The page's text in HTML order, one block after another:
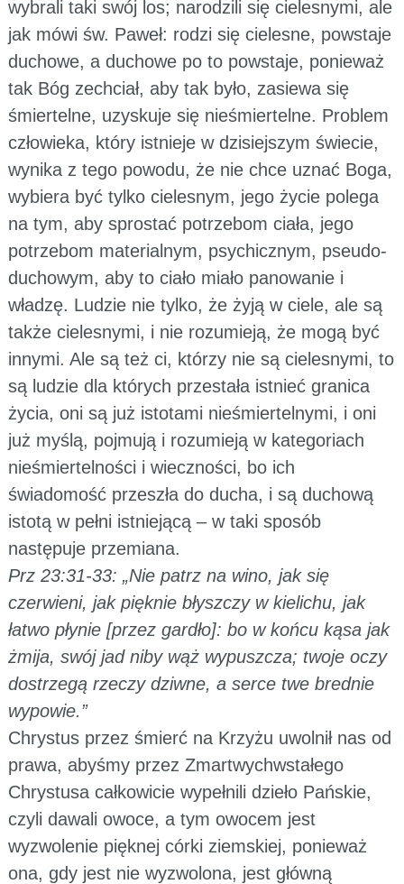
wybrali taki swój los; narodzili się cielesnymi, ale
jak mówi św. Paweł: rodzi się cielesne, powstaje
duchowe, a duchowe po to powstaje, ponieważ
tak Bóg zechciał, aby tak było, zasiewa się
śmiertelne, uzyskuje się nieśmiertelne. Problem
człowieka, który istnieje w dzisiejszym świecie,
wynika z tego powodu, że nie chce uznać Boga,
wybiera być tylko cielesnym, jego życie polega
na tym, aby sprostać potrzebom ciała, jego
potrzebom materialnym, psychicznym, pseudo-
duchowym, aby to ciało miało panowanie i
władzę. Ludzie nie tylko, że żyją w ciele, ale są
także cielesnymi, i nie rozumieją, że mogą być
innymi. Ale są też ci, którzy nie są cielesnymi, to
są ludzie dla których przestała istnieć granica
życia, oni są już istotami nieśmiertelnymi, i oni
już myślą, pojmują i rozumieją w kategoriach
nieśmiertelności i wieczności, bo ich
świadomość przeszła do ducha, i są duchową
istotą w pełni istniejącą – w taki sposób
następuje przemiana.
Prz 23:31-33: „Nie patrz na wino, jak się
czerwieni, jak pięknie błyszczy w kielichu, jak
łatwo płynie [przez gardło]: bo w końcu kąsa jak
żmija, swój jad niby wąż wypuszcza; twoje oczy
dostrzegą rzeczy dziwne, a serce twe brednie
wypowie.”
Chrystus przez śmierć na Krzyżu uwolnił nas od
prawa, abyśmy przez Zmartwychwstałego
Chrystusa całkowicie wypełnili dzieło Pańskie,
czyli dawali owoce, a tym owocem jest
wyzwolenie pięknej córki ziemskiej, ponieważ
ona, gdy jest nie wyzwolona, jest główną